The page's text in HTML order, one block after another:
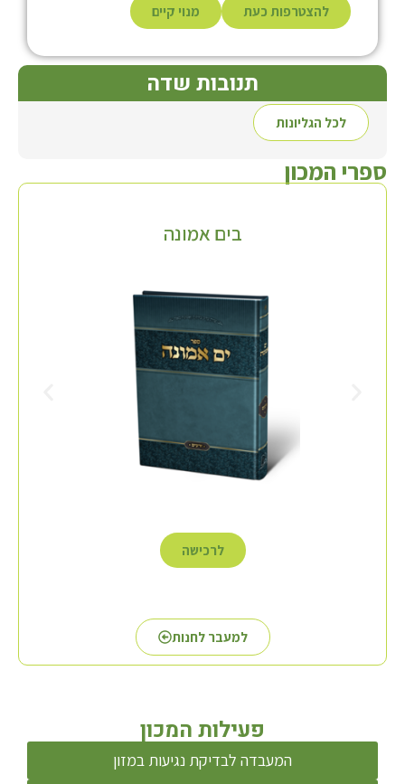
להצטרפות כעת מנוי קיים
תנובות שדה
לכל הגליונות
ספרי המכון
בים אמונה
לרכישה
למעבר לחנות
פעילות המכון
המעבדה לבדיקת נגיעות במזון